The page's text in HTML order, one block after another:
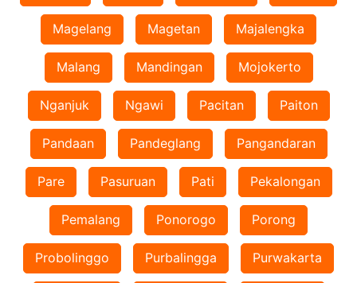
Magelang Magetan Majalengka
Malang Mandingan Mojokerto
Nganjuk Ngawi Pacitan Paiton
Pandaan Pandeglang Pangandaran
Pare Pasuruan Pati Pekalongan
Pemalang Ponorogo Porong
Probolinggo Purbalingga Purwakarta